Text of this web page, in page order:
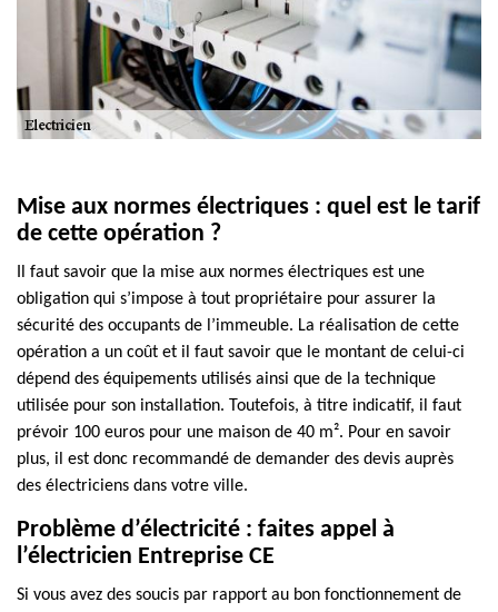
Mise aux normes électriques : quel est le tarif
de cette opération ?
Il faut savoir que la mise aux normes électriques est une
obligation qui s’impose à tout propriétaire pour assurer la
sécurité des occupants de l’immeuble. La réalisation de cette
opération a un coût et il faut savoir que le montant de celui-ci
dépend des équipements utilisés ainsi que de la technique
utilisée pour son installation. Toutefois, à titre indicatif, il faut
prévoir 100 euros pour une maison de 40 m². Pour en savoir
plus, il est donc recommandé de demander des devis auprès
des électriciens dans votre ville.
Problème d’électricité : faites appel à
l’électricien Entreprise CE
Si vous avez des soucis par rapport au bon fonctionnement de